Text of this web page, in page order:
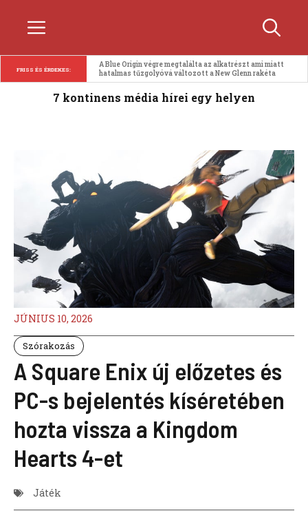
Menü
FRISS ÉS ÉRDEKES:
A Blue Origin végre megtalálta az alkatrészt ami miatt
hatalmas tűzgolyóvá változott a New Glenn rakéta
7 kontinens média hírei egy helyen
JÚNIUS 10, 2026
Szórakozás
A Square Enix új előzetes és
PC-s bejelentés kíséretében
hozta vissza a Kingdom
Hearts 4-et
Játék